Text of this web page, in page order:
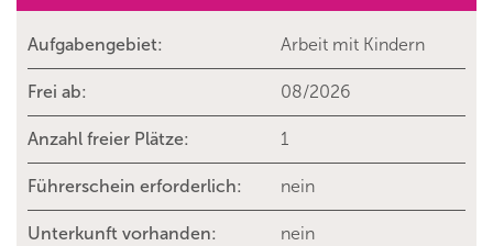
Aufgabengebiet: Arbeit mit Kindern
Frei ab: 08/2026
Anzahl freier Plätze: 1
Führerschein erforderlich: nein
Unterkunft vorhanden: nein